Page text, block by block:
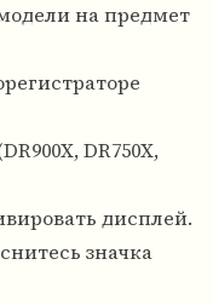
на предмет
DR750X,
дисплей.
значка